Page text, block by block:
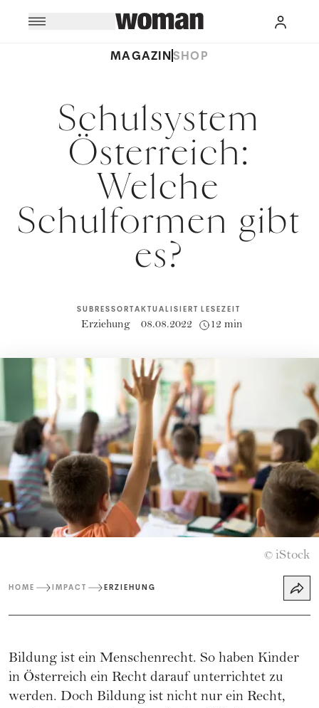
MAGAZINSHOP
Schulsystem
Österreich:
Welche
Schulformen gibt
es?
SUBRESSORT
Erziehung
AKTUALISIERT
08.08.2022
LESEZEIT
12 min
© iStock
HOME IMPACT ERZIEHUNG
Bildung ist ein Menschenrecht. So haben Kinder
in Österreich ein Recht darauf unterrichtet zu
werden. Doch Bildung ist nicht nur ein Recht,